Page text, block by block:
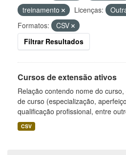
treinamento
Licenças:
Formatos:
CSV
Filtrar Resultados
Cursos de extensão ativos
Relação contendo nome do
de curso (especialização,
qualificação profissional, entre
CSV